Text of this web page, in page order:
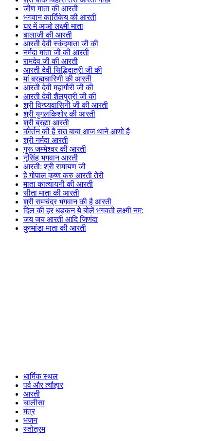
जीण माता की आरती
भगवान कार्तिकेय की आरती
घर में आओ लक्ष्मी माता
बालाजी की आरती
आरती देवी स्कंदमाता जी की
नर्मदा माता जी की आरती
रामदेव जी की आरती
आरती देवी सिद्धिदात्री जी की
मां ब्रह्मचारिणी की आरती
आरती देवी महागौरी जी की
आरती देवी शैलपुत्री जी की
श्री विन्ध्यवासिनी जी की आरती
श्री युगलकिशोर की आरती
श्री ब्रह्मा आरती
कीर्तन की है रात बाबा आज थाने आणो है
श्री नर्मदा आरती
गुरू जम्भेश्वर की आरती
नृसिंह भगवान आरती
आरती: श्री रामायण जी
हे गोपाल कृष्ण करु आरती तेरी
माता कात्यायनी की आरती
सीता माता की आरती
श्री रामचंद्र भगवान की है आरती
दिल की हर धड़कन ये बोलें भगवती लक्ष्मी नम:
जय जय आरती आदि जिणंदा
कुष्मांडा माता की आरती
धार्मिक स्थल
पर्व और त्यौहार
आरती
चालीसा
मंत्र
भजन
स्तोत्रम